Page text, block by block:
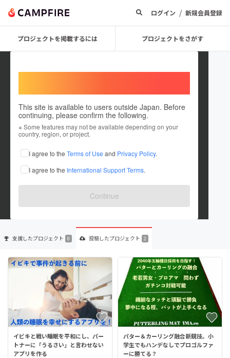
ログイン / 新規会員登録
プロジェクトを掲載するには プロジェクトをさがす
This site is available to users outside Japan. Before
continuing, please confirm the following.
※ Some features may not be available depending on your
country, region, or project.
I agree to the Terms of Use and Privacy Policy.
I agree to the International Support Terms.
Continue
ima2021
これまでに2件のプロジェクトを投稿しています
在住国：日本 現在地：山形県
出身国：日本 出身地：北海道
支援したプロジェクト 0 投稿したプロジェクト 2
イビキと戦い睡眠を平和にし、パー
トナーに「うるさい」と言わせない
アプリを作る
パター＆カーリング融合新競技。小
学生でもハンデなしでプロゴルファ
ーに勝てる？